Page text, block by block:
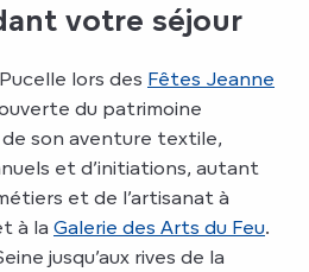
votre séjour
lors des Fêtes Jeanne
du patrimoine
son aventure textile,
et d’initiations, autant
et de l’artisanat à
à la Galerie des Arts du Feu.
jusqu’aux rives de la